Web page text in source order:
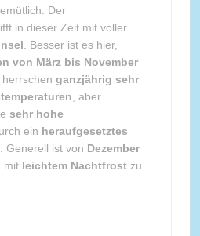
Der
in dieser Zeit mit voller
. Besser ist es hier,
von März bis November
ganzjährig sehr
, aber
sehr hohe
ein heraufgesetztes
. Generell ist von Dezember
mit leichtem Nachtfrostzu